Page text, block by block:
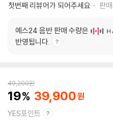
첫번째 리뷰어가 되어주세요
판
예스24 음반 판매 수량은
반영됩니다.
49,200원
19 39,900
YES포인트